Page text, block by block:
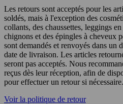
Les retours sont acceptés pour les
soldés, mais à l'exception des
collants, des chaussettes, leggings
chignons et des épingles à cheveux
sont demandés et renvoyés dans un
date de livraison. Les articles
seront pas acceptés. Nous
reçus dès leur réception, afin de
pour effectuer un retour si nécessaire.
Voir la politique de retour